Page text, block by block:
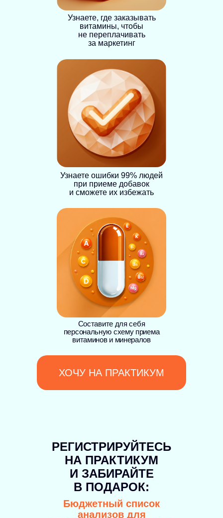
Узнаете, где заказывать
витамины, чтобы
не переплачивать
за маркетинг
Узнаете ошибки 99% людей
при приеме добавок
и сможете их избежать
Составите для себя
персональную схему приема
витаминов и минералов
ХОЧУ НА ПРАКТИКУМ
РЕГИСТРИРУЙТЕСЬ
НА ПРАКТИКУМ
И ЗАБИРАЙТЕ
В ПОДАРОК:
Бюджетный список
анализов для